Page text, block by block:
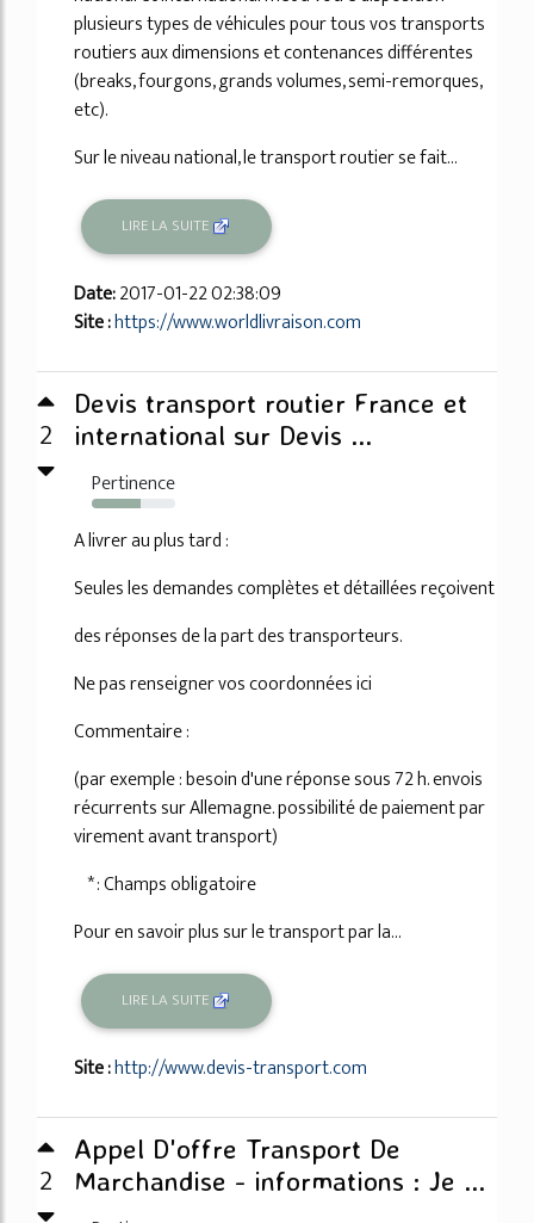
plusieurs types de véhicules pour tous vos transports
routiers aux dimensions et contenances différentes
(breaks, fourgons, grands volumes, semi-remorques,
etc).
Sur le niveau national, le transport routier se fait...
LIRE LA SUITE
Date:2017-01-22 02:38:09
Site :https://www.worldlivraison.com
2
Devis transport routier France et
international sur Devis ...
Pertinence
59%
A livrer au plus tard :
Seules les demandes complètes et détaillées reçoivent
des réponses de la part des transporteurs.
Ne pas renseigner vos coordonnées ici
Commentaire :
(par exemple : besoin d'une réponse sous 72 h. envois
récurrents sur Allemagne. possibilité de paiement par
virement avant transport)
* : Champs obligatoire
Pour en savoir plus sur le transport par la...
LIRE LA SUITE
Site :http://www.devis-transport.com
2
Appel D'offre Transport De
Marchandise - informations : Je ...